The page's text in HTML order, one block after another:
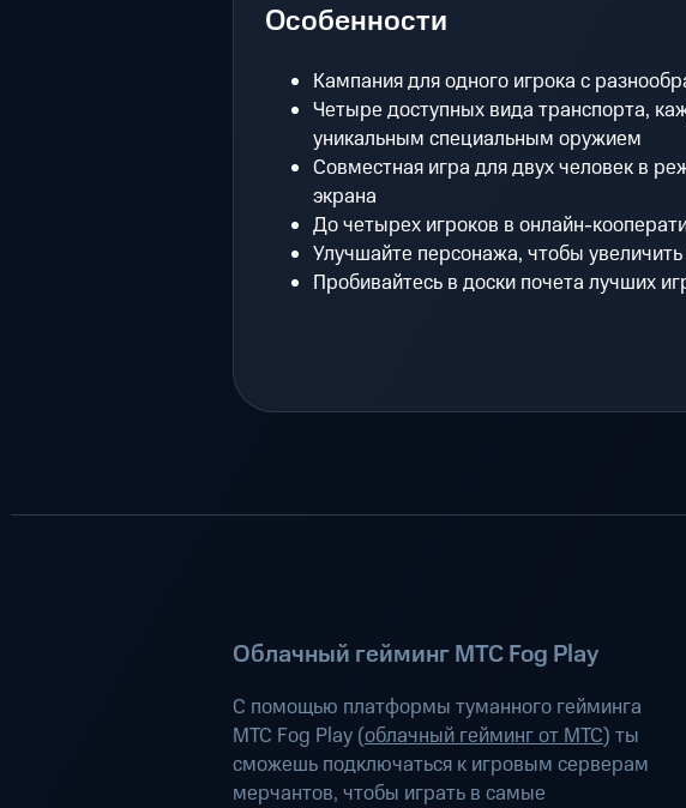
Особенности
Кампания для одного игрока с
Четыре доступных вида транспорта,
уникальным специальным оружием
Совместная игра для двух человек в
экрана
До четырех игроков в онлайн-
Улучшайте персонажа, чтобы
Пробивайтесь в доски почета лучших
Облачный гейминг МТС Fog Play
С помощью платформы туманного гейминга
МТС Fog Play (облачный гейминг от МТС) ты
сможешь подключаться к игровым серверам
мерчантов, чтобы играть в самые